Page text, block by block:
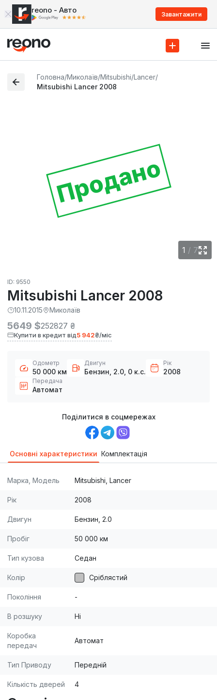
reono - Авто Завантажити
Головна/Миколаїв/Mitsubishi/Lancer/
Mitsubishi Lancer 2008
Продано
1 / 7
ID: 9550
Mitsubishi Lancer 2008
10.11.2015 Миколаїв
5649 $252827 ₴
Купити в кредит від5 942₴/міс
Одометр
50 000 км
Двигун
Бензин, 2.0, 0 к.с.
Рік
2008
Передача
Автомат
Поділитися в соцмережах
Основні характеристики Комплектація
Марка, Модель Mitsubishi, Lancer
Рік 2008
Двигун Бензин, 2.0
Пробіг 50 000 км
Тип кузова Седан
Колір Сріблястий
Покоління -
В розшуку Ні
Коробка
передач
Автомат
Тип Приводу Передній
Кількість дверей 4